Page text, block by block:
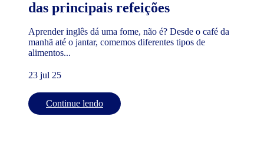
das principais refeições
Aprender inglês dá uma fome, não é? Desde o café da
manhã até o jantar, comemos diferentes tipos de
alimentos...
23 jul 25
Continue lendo